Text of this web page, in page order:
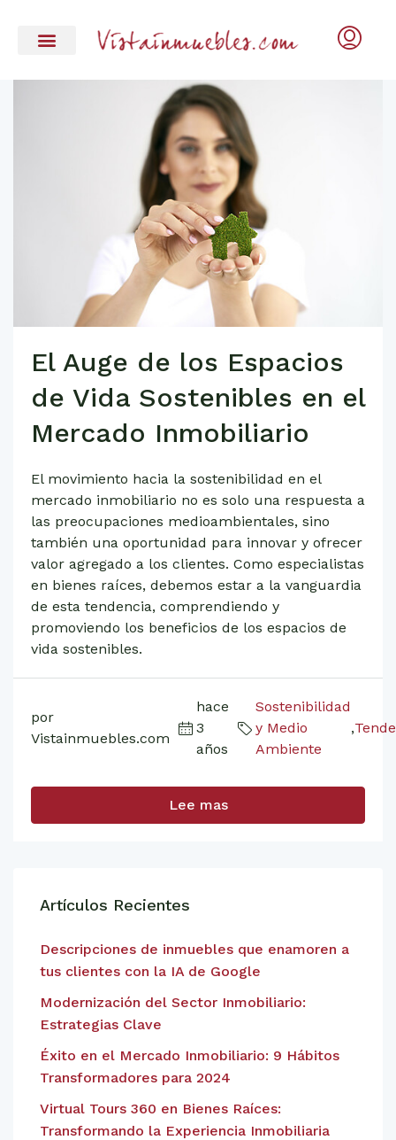
El Auge de los Espacios
de Vida Sostenibles en el
Mercado Inmobiliario
El movimiento hacia la sostenibilidad en el
mercado inmobiliario no es solo una respuesta a
las preocupaciones medioambientales, sino
también una oportunidad para innovar y ofrecer
valor agregado a los clientes. Como especialistas
en bienes raíces, debemos estar a la vanguardia
de esta tendencia, comprendiendo y
promoviendo los beneficios de los espacios de
vida sostenibles.
por
Vistainmuebles.com
hace
3
años
Sostenibilidad
y Medio
Ambiente
,
Lee mas
Artículos Recientes
Descripciones de inmuebles que enamoren a
tus clientes con la IA de Google
Modernización del Sector Inmobiliario:
Estrategias Clave
Éxito en el Mercado Inmobiliario: 9 Hábitos
Transformadores para 2024
Virtual Tours 360 en Bienes Raíces:
Transformando la Experiencia Inmobiliaria